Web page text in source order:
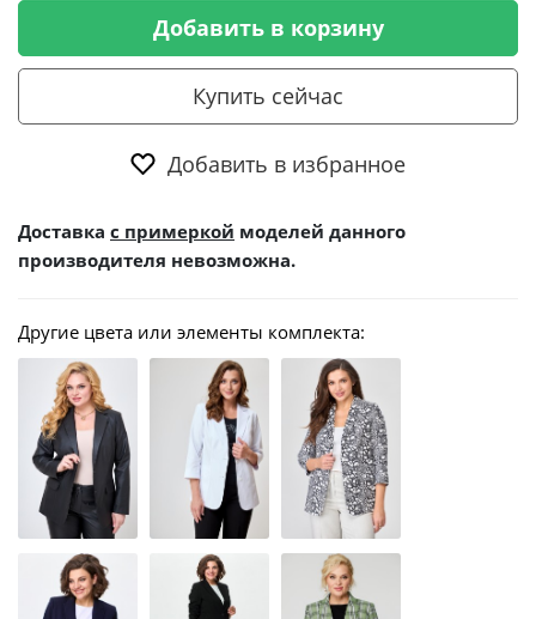
Добавить в корзину
Купить сейчас
Добавить в избранное
Доставка с примеркой моделей данного
производителя невозможна.
Другие цвета или элементы комплекта: